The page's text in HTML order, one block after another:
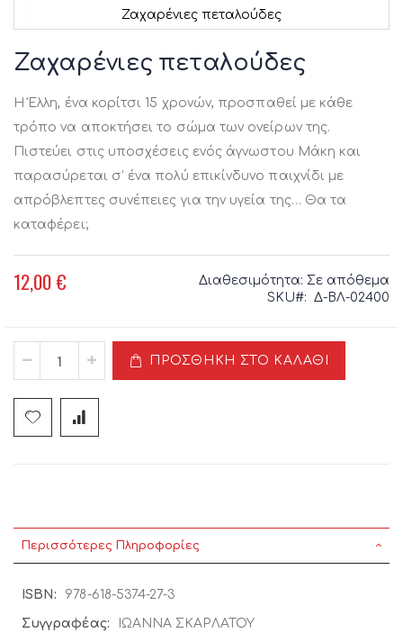
Ζαχαρένιες πεταλούδες
στην
αρχή
συλλογής
εικόνων
Ζαχαρένιες πεταλούδες
Η Έλλη, ένα κορίτσι 15 χρονών, προσπαθεί με κάθε
τρόπο να αποκτήσει το σώμα των ονείρων της.
Πιστεύει στις υποσχέσεις ενός άγνωστου Μάκη και
παρασύρεται σ’ ένα πολύ επικίνδυνο παιχνίδι με
απρόβλεπτες συνέπειες για την υγεία της… Θα τα
καταφέρει;
12,00 € Διαθεσιμότητα: Σε απόθεμα
SKU
Δ-ΒΛ-02400
ΠΡΟΣΘΉΚΗ ΣΤΟ ΚΑΛΆΘΙ
Περισσότερες Πληροφορίες
Περισσότερες
Πληροφορίες
978-618-5374-27-3
ΙΩΑΝΝΑ ΣΚΑΡΛΑΤΟΥ